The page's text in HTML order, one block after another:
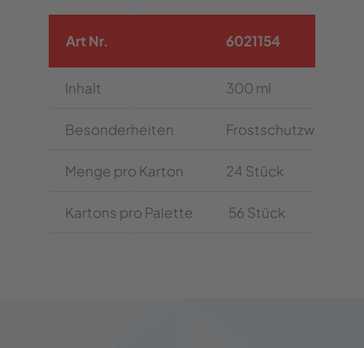
Art Nr. 6021154
Inhalt 300 ml
Besonderheiten Frostschutzwirkung
Menge pro Karton 24 Stück
Kartons pro Palette 56 Stück